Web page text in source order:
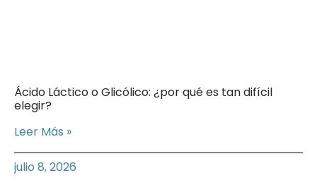
Ácido Láctico o Glicólico: ¿por qué es tan difícil
elegir?
Leer Más »
julio 8, 2026